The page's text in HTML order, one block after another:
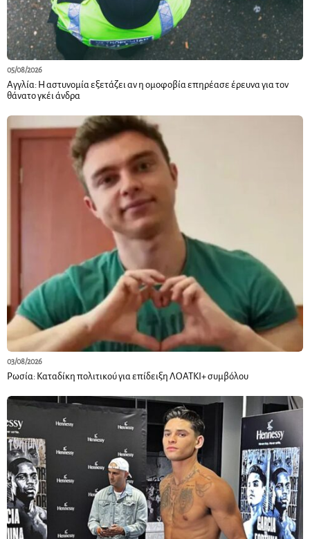
05/08/2026
Αγγλία: Η αστυνομία εξετάζει αν η ομοφοβία επηρέασε έρευνα για τον
θάνατο γκέι άνδρα
03/08/2026
Ρωσία: Καταδίκη πολιτικού για επίδειξη ΛΟΑΤΚΙ+ συμβόλου